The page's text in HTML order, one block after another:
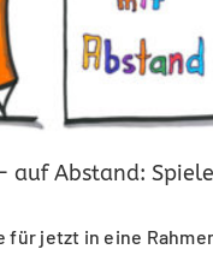
auf Abstand:
für jetzt in eine